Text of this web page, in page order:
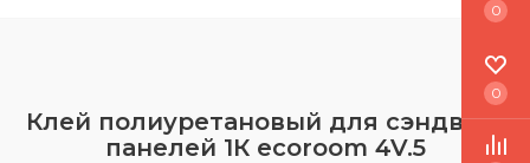
Клей полиуретановый для сэндвич-
панелей 1К ecoroom 4V.5
0
0